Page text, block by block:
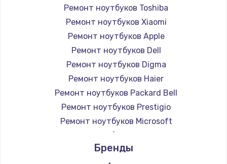
Ремонт ноутбуков Toshiba
Ремонт ноутбуков Xiaomi
Ремонт ноутбуков Apple
Ремонт ноутбуков Dell
Ремонт ноутбуков Digma
Ремонт ноутбуков Haier
Ремонт ноутбуков Packard Bell
Ремонт ноутбуков Prestigio
Ремонт ноутбуков Microsoft
Ремонт ноутбуков Alienware
Ремонт ноутбуков Aquarius
Бренды